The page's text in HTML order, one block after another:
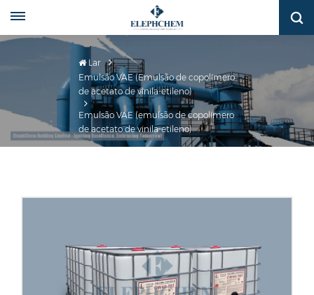
Lar
Emulsão VAE (Emulsão de copolímero
de acetato de vinila-etileno)
Emulsão VAE (emulsão de copolímero
de acetato de vinila-etileno)